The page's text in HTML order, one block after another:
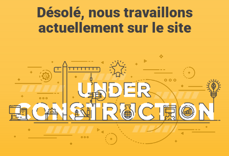
Désolé, nous travaillons
actuellement sur le site